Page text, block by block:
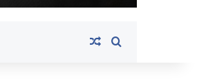
Random Article